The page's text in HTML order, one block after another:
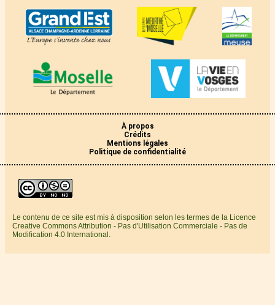
À propos
Crédits
Mentions légales
Politique de confidentialité
Le contenu de ce site est mis à disposition selon les termes de la Licence
Creative Commons Attribution - Pas d'Utilisation Commerciale - Pas de
Modification 4.0 International.